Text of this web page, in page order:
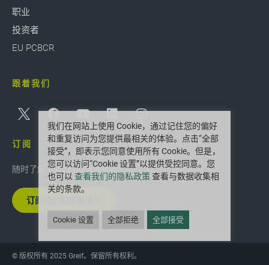
职业
投资者
EU PCBCR
跟着我们
订阅
随时了解 Greif 的最新创新和新闻。
订阅我们的新闻通讯
© 版权所有 2025 Greif。保留所有权利。
我们在网站上使用 Cookie，通过记住您的偏好
和重复访问为您提供最相关的体验。点击“全部
接受”，即表示您同意使用所有 Cookie。但是，
您可以访问“Cookie 设置”以提供受控同意。您
也可以 查看我们的隐私政策查看与数据收集相
关的条款。
Cookie 设置 全部拒绝 全部接受